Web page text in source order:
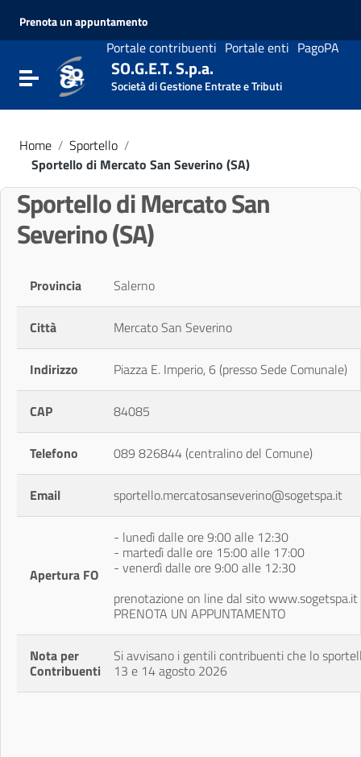
Vai al menu di navigazione
Prenota un appuntamento
Portale contribuenti Portale enti PagoPA
Attiva / disattiva la navigazione
SO.G.E.T. S.p.a.
Società di Gestione Entrate e Tributi
Home / Sportello /
Sportello di Mercato San Severino (SA)
Sportello di Mercato San
Severino (SA)
Provincia Salerno
Città Mercato San Severino
Indirizzo Piazza E. Imperio, 6 (presso Sede Comunale)
CAP 84085
Telefono 089 826844 (centralino del Comune)
Email sportello.mercatosanseverino@sogetspa.it
Apertura FO
- lunedì dalle ore 9:00 alle 12:30
- martedì dalle ore 15:00 alle 17:00
- venerdì dalle ore 9:00 alle 12:30
prenotazione on line dal sito
PRENOTA UN APPUNTAMENTO
Nota per
Contribuenti
Si avvisano i gentili contribuenti che lo
13 e 14 agosto 2026